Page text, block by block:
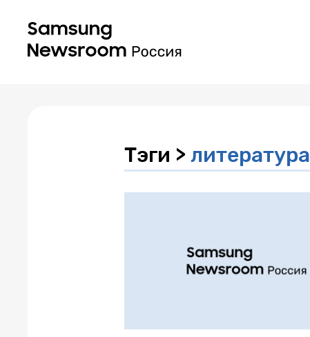
Тэги >литература